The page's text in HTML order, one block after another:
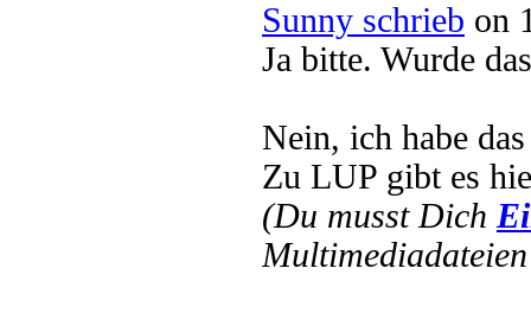
Sunny schrieb on
Ja bitte. Wurde
Nein, ich habe
Zu LUP gibt es
(Du musst Dich